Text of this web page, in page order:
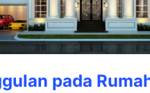
pada